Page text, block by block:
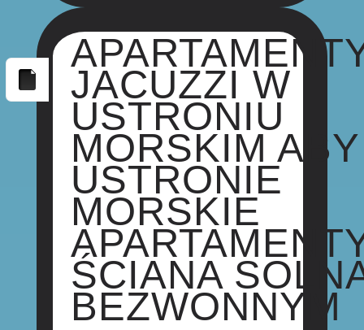
JACUZZI W
USTRONIU
MORSKIM ABY
USTRONIE
MORSKIE
ŚCIANA
BEZWONNYM